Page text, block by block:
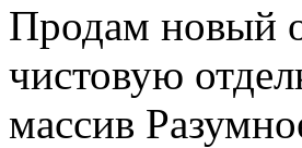
Продам новый
чистовую
массив